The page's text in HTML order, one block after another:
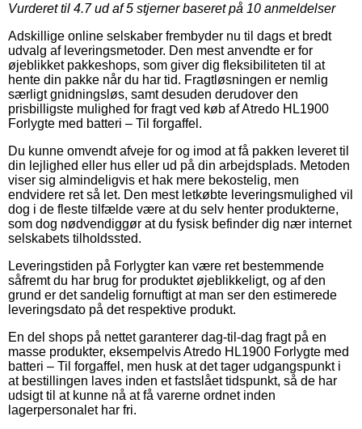
Vurderet til 4.7ud af 5 stjerner baseret på 10 anmeldelser
Adskillige online selskaber frembyder nu til dags et bredt
udvalg af leveringsmetoder. Den mest anvendte er for
øjeblikket pakkeshops, som giver dig fleksibiliteten til at
hente din pakke når du har tid. Fragtløsningen er nemlig
særligt gnidningsløs, samt desuden derudover den
prisbilligste mulighed for fragt ved køb af Atredo HL1900
Forlygte med batteri – Til forgaffel.
Du kunne omvendt afveje for og imod at få pakken leveret til
din lejlighed eller hus eller ud på din arbejdsplads. Metoden
viser sig almindeligvis et hak mere bekostelig, men
endvidere ret så let. Den mest letkøbte leveringsmulighed vil
dog i de fleste tilfælde være at du selv henter produkterne,
som dog nødvendiggør at du fysisk befinder dig nær internet
selskabets tilholdssted.
Leveringstiden på Forlygter kan være ret bestemmende
såfremt du har brug for produktet øjeblikkeligt, og af den
grund er det sandelig fornuftigt at man ser den estimerede
leveringsdato på det respektive produkt.
En del shops på nettet garanterer dag-til-dag fragt på en
masse produkter, eksempelvis Atredo HL1900 Forlygte med
batteri – Til forgaffel, men husk at det tager udgangspunkt i
at bestillingen laves inden et fastslået tidspunkt, så de har
udsigt til at kunne nå at få varerne ordnet inden
lagerpersonalet har fri.